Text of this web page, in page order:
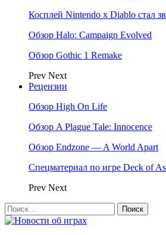
Косплей Nintendo x Diablo стал
Обзор Halo: Campaign Evolved
Обзор Gothic 1 Remake
Prev Next
Рецензии
Обзор High On Life
Обзор A Plague Tale: Innocence
Обзор Endzone — A World Apart
Спецматериал по игре Deck of
Prev Next